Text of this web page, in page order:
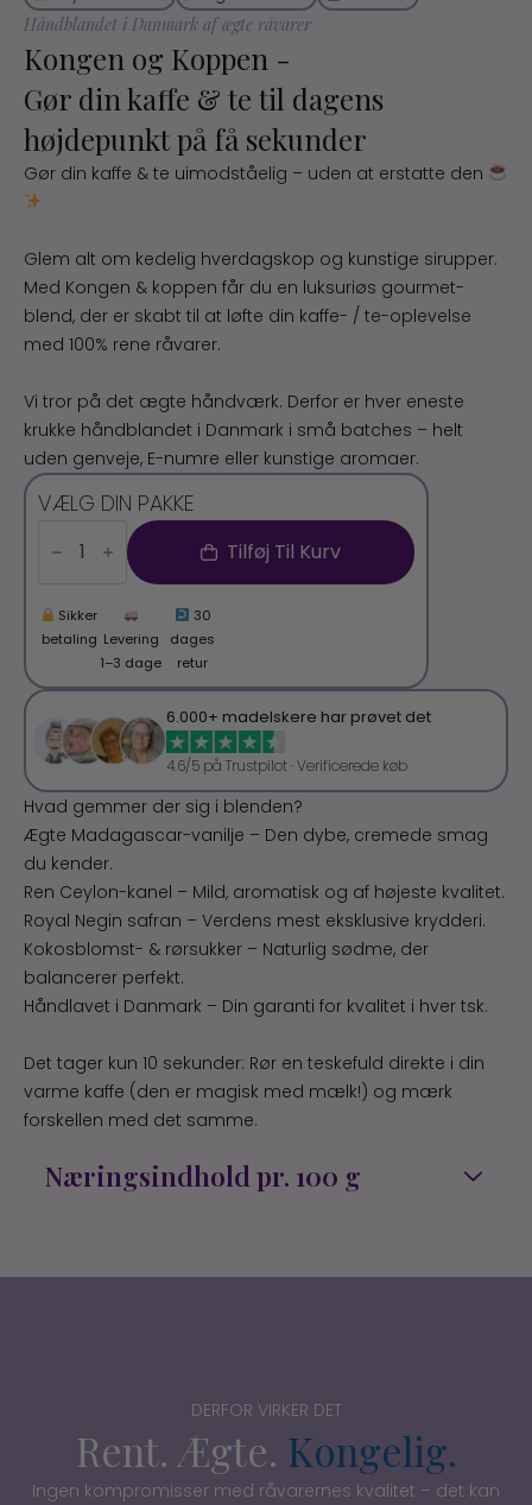
Håndblandet i Danmark af ægte råvarer
Kongen og Koppen -
Gør din kaffe & te til dagens
højdepunkt på få sekunder
Gør din kaffe & te uimodståelig – uden at erstatte den
Glem alt om kedelig hverdagskop og kunstige sirupper.
Med Kongen & koppen får du en luksuriøs gourmet-
blend, der er skabt til at løfte din kaffe- / te-oplevelse
med 100% rene råvarer.
Vi tror på det ægte håndværk. Derfor er hver eneste
krukke håndblandet i Danmark i små batches – helt
uden genveje, E-numre eller kunstige aromaer.
VÆLG DIN PAKKE
digitale
opskriftsbøger
safran
retter
antal
Tilføj Til Kurv
Sikker
betaling Levering
1–3 dage
30
dages
retur
6.000+ madelskere har prøvet det
4.6/5 på Trustpilot · Verificerede køb
Hvad gemmer der sig i blenden?
Ægte Madagascar-vanilje – Den dybe, cremede smag
du kender.
Ren Ceylon-kanel – Mild, aromatisk og af højeste kvalitet.
Royal Negin safran – Verdens mest eksklusive krydderi.
Kokosblomst- & rørsukker – Naturlig sødme, der
balancerer perfekt.
Håndlavet i Danmark – Din garanti for kvalitet i hver tsk.
Det tager kun 10 sekunder: Rør en teskefuld direkte i din
varme kaffe (den er magisk med mælk!) og mærk
forskellen med det samme.
Næringsindhold pr. 100 g
Kulhydrat : 97 g
Fedt : 0,5 g
DERFOR VIRKER DET
Rent. Ægte. Kongelig.
Ingen kompromisser med råvarernes kvalitet – det kan